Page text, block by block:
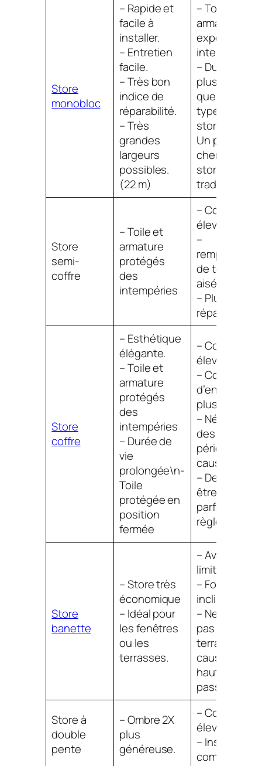
Store
monobloc
– Rapide et
facile à
installer.
– Entretien
facile.
– Très bon
indice de
réparabilité.
– Très
grandes
largeurs
possibles.
(22 m)
– Toile et
armature
exposés aux
intempéries
– Durée de
plus courte
que d’autres
types de
stores
Un peu plus
cher qu’un
store
traditionnel.
Store
semi-
coffre
– Toile et
armature
protégés
des
intempéries
– Coût plus
élevé.
–
de toile
aisé.
– Plus
réparer.
Store
coffre
– Esthétique
élégante.
– Toile et
armature
protégés
des
intempéries
– Durée de
vie
prolongée\n-
Toile
protégée en
position
fermée
– Coût plus
élevé.
– Cout
d’entretien
plus élevé.
– Nécessite
des réglages
périodiques
cause du
– Demande à
être
parfaitement
règle et fixé.
Store
banette
– Store très
économique
– Idéal pour
les fenêtres
ou les
terrasses.
– Avancée
limitée.
– Forte
inclinaison.
– Ne
pas aux
terrasses à
cause de la
hauteur de
passage.
Store à
double
pente
– Ombre 2X
plus
généreuse.
– Coût 2X
élevé.
– Installation
complexe